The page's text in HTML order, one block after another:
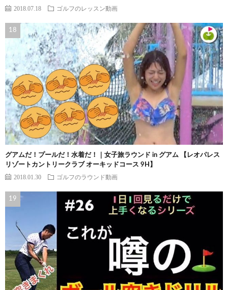
2018.07.18 ゴルフのレッスン動画
グアムだ！プールだ！水着だ！｜女子旅ラウンド in グアム 【レオパレス
リゾートカントリークラブ オーキッドコース 9H】
2018.01.30 ゴルフのラウンド動画